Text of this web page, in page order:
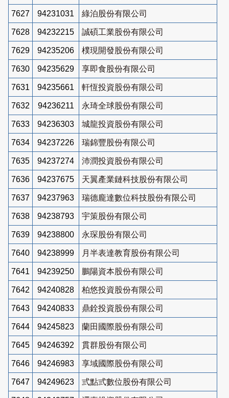
7627 94231031 綠泊股份有限公司
7628 94232215 誠碩工業股份有限公司
7629 94235206 樸現開發股份有限公司
7630 94235629 享即食股份有限公司
7631 94235661 軒恆投資股份有限公司
7632 94236211 永琦全球股份有限公司
7633 94236303 城龍投資股份有限公司
7634 94237226 瑞錦豐股份有限公司
7635 94237274 沛潤投資股份有限公司
7636 94237675 天翼產業鏈科技股份有限公司
7637 94237963 瑞德龐達數位科技股份有限公司
7638 94238793 宇策股份有限公司
7639 94238800 永琛股份有限公司
7640 94238999 月半表達教育股份有限公司
7641 94239250 鵬陽資本股份有限公司
7642 94240828 柏悠投資股份有限公司
7643 94240833 鼎銓投資股份有限公司
7644 94245823 蘭田國際股份有限公司
7645 94246392 貫群股份有限公司
7646 94246983 享域國際股份有限公司
7647 94249623 弎點弎數位股份有限公司